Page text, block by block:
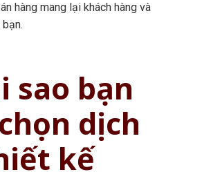
hàng mang lại khách hàng và
sao bạn
dịch
kế